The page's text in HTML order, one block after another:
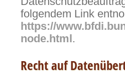
folgendem Link
https://
node.html.
Recht auf